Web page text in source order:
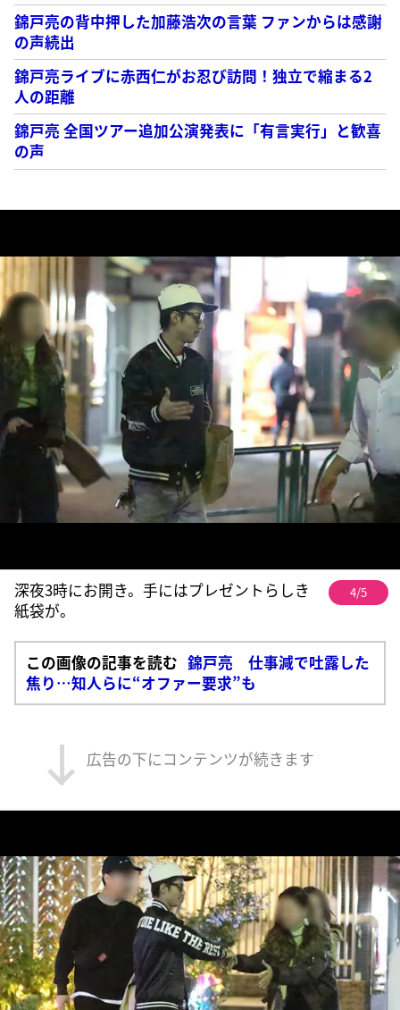
錦戸亮の背中押した加藤浩次の言葉 ファンからは感謝
の声続出
錦戸亮ライブに赤西仁がお忍び訪問！独立で縮まる2
人の距離
錦戸亮 全国ツアー追加公演発表に「有言実行」と歓喜
の声
深夜3時にお開き。手にはプレゼントらしき
紙袋が。
4/5
この画像の記事を読む 錦戸亮 仕事減で吐露した
焦り…知人らに“オファー要求”も
広告の下にコンテンツが続きます